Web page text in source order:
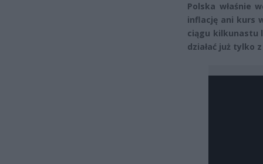
Polska właśnie
inflację ani kurs
ciągu kilkunastu
działać już tylko